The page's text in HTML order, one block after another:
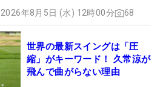
2026年8月5日 (水) 12時00分 68
世界の最新スイングは「圧
縮」がキーワード！ 久常涼が
飛んで曲がらない理由